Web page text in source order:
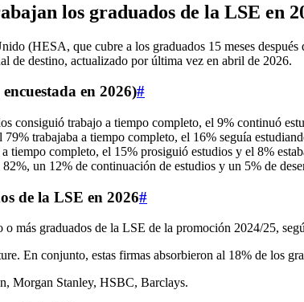
los graduados de la LSE en
(HESA, que cubre a los graduados 15 meses
de destino, actualizado por última vez en abril de 2026.
en 2026)#
consiguió trabajo a tiempo completo, el 9% continuó
trabajaba a tiempo completo, el 16% seguía
tiempo completo, el 15% prosiguió estudios y el 8%
un 12% de continuación de estudios y un 5% de
de la LSE en 2026#
más graduados de la LSE de la promoción 2024/25,
En conjunto, estas firmas absorbieron al 18% de los
Morgan Stanley, HSBC, Barclays.